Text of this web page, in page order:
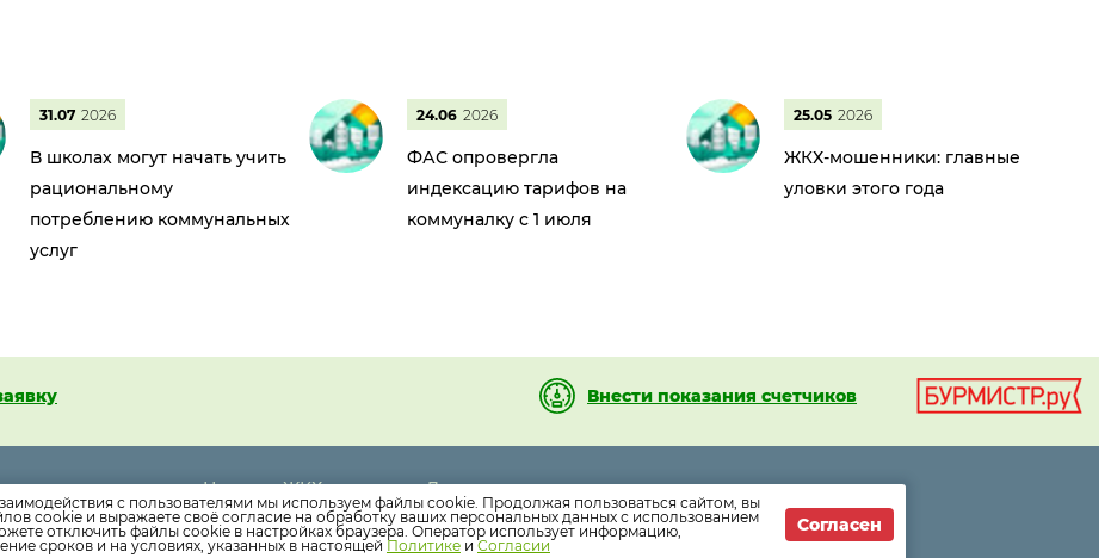
31.07 2026
В школах могут начать учить
рациональному
потреблению коммунальных
услуг
24.06 2026
ФАС опровергла
индексацию тарифов на
коммуналку с 1 июля
25.05 2026
ЖКХ-мошенники: главные
уловки этого года
Внести показания счетчиков
207 01 95
Новости ЖКХ
Новости компании
Как оплатить
Дома
Раскрытие информации
Вопросы
с пользователями мы используем файлы cookie. Продолжая пользоваться сайтом, вы
cookie и выражаете своё согласие на обработку ваших персональных данных с использованием
отключить файлы cookie в настройках браузера. Оператор использует информацию,
сроков и на условиях, указанных в настоящей Политике и Согласии
Согласен